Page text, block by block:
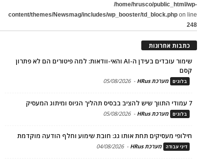
/home/hrusco/public_html/wp-
content/themes/Newsmag/includes/wp_booster/td_block.php on line
248
כתבות אחרונות
שימור עובדים בעידן ה-AI והאי-וודאות: למה פיטורים הם לא פתרון
קסם
בלוגים מערכת HRus -
05/08/2026
7 עמודי התווך שיש להציב בבסיס תהליך הגיוס ומיתוג המעסיק
בלוגים מערכת HRus -
05/08/2026
חילופי מעסיקים תחת אותו גג: חובת שימוע וחלף הודעה מוקדמת
דיני עבודה מערכת HRus -
04/08/2026